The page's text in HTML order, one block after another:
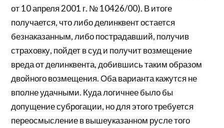
от 10 апреля 2001 г. № 10426/00). В итоге
получается, что либо делинквент остается
безнаказанным, либо пострадавший, получив
страховку, пойдет в суд и получит возмещение
вреда от делинквента, добившись таким образом
двойного возмещения. Оба варианта кажутся не
вполне удачными. Куда логичнее было бы
допущение суброгации, но для этого требуется
переосмысление в вышеуказанном русле того